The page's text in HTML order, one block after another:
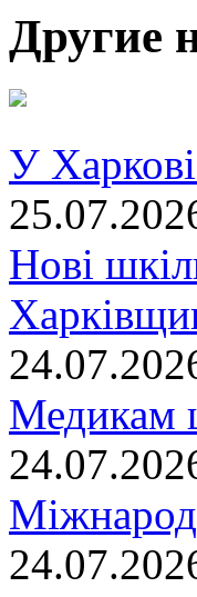
Другие
У
Нові
Медикам